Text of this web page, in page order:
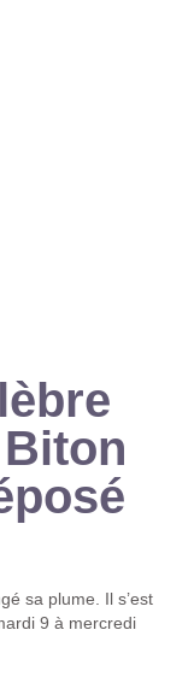
sa plume. Il s’est
9 à mercredi